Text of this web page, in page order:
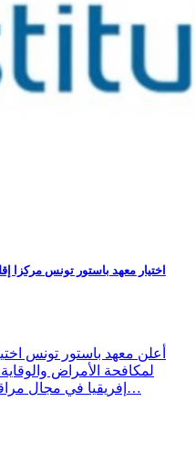
اختيار معهد باستور تونس مركزا
أعلن معهد باستور تونس
لمكافحة الأمراض
إفريقيا في مجال مراقبة مياه الصرف الصحي والبيئة، في…